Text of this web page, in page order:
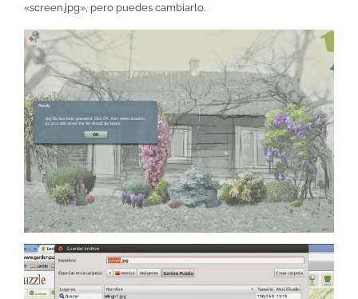
«screen.jpg», pero puedes cambiarlo.